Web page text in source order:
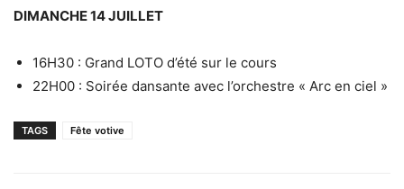
DIMANCHE 14 JUILLET
16H30 : Grand LOTO d’été sur le cours
22H00 : Soirée dansante avec l’orchestre « Arc en ciel »
TAGS Fête votive